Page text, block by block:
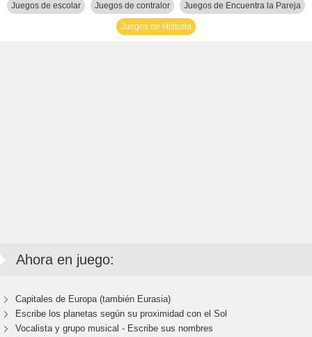
Juegos de escolar Juegos de contralor Juegos de Encuentra la Pareja
Juegos de Historia
Ahora en juego:
Capitales de Europa (también Eurasia)
Escribe los planetas según su proximidad con el Sol
Vocalista y grupo musical - Escribe sus nombres